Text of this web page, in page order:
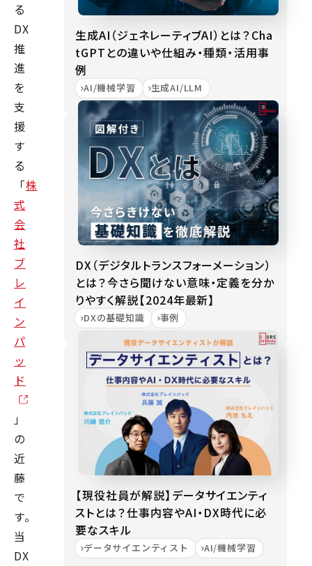
る
DX
推
進
を
支
援
す
る
「株
式
会
社
ブ
レ
イ
ン
パ
ッ
ド
」
の
近
藤
で
す。
当
DX
生成AI（ジェネレーティブAI）とは？Cha
tGPTとの違いや仕組み・種類・活用事
例
AI/機械学習 生成AI/LLM
DX（デジタルトランスフォーメーション）
とは？今さら聞けない意味・定義を分か
りやすく解説【2024年最新】
DXの基礎知識 事例
【現役社員が解説】データサイエンティ
ストとは？仕事内容やAI・DX時代に必
要なスキル
データサイエンティスト AI/機械学習